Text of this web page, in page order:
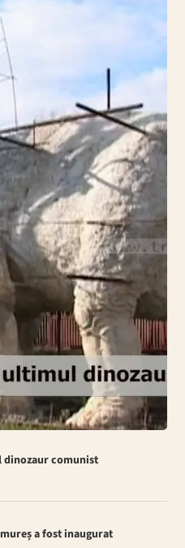
dinozaur comunist
a fost inaugurat